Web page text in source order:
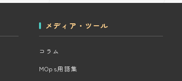
メディア・ツール
コラム
MOps用語集